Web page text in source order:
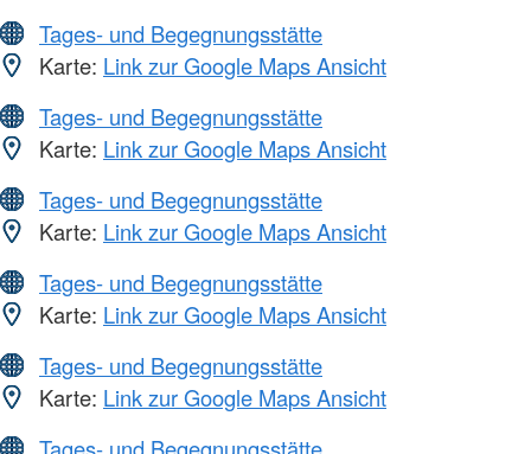
Tages- und Begegnungsstätte
Karte: Link zur Google Maps Ansicht
Tages- und Begegnungsstätte
Karte: Link zur Google Maps Ansicht
Tages- und Begegnungsstätte
Karte: Link zur Google Maps Ansicht
Tages- und Begegnungsstätte
Karte: Link zur Google Maps Ansicht
Tages- und Begegnungsstätte
Karte: Link zur Google Maps Ansicht